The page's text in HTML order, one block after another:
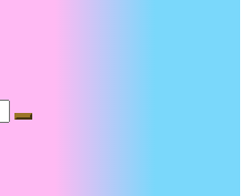
Suche